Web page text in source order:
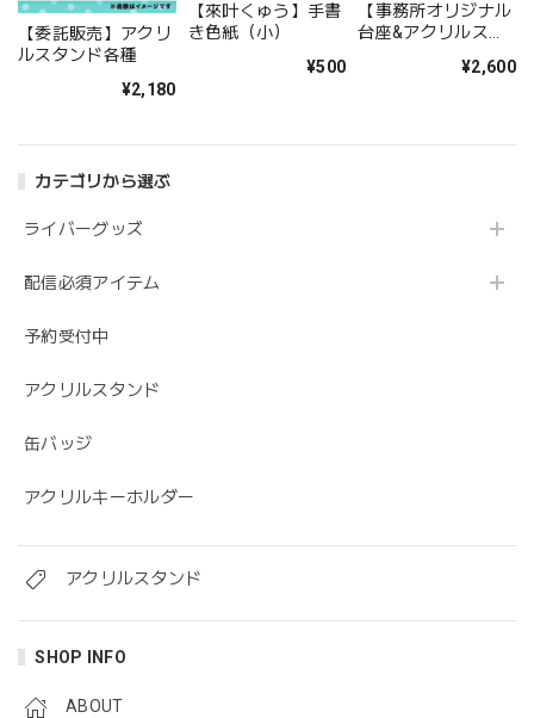
カテゴリから選ぶ
ライバーグッズ
配信必須アイテム
予約受付中
アクリルスタンド
缶バッジ
アクリルキーホルダー
アクリルスタンド
SHOP INFO
ABOUT
【委託販売】アクリ
ルスタンド各種
¥2,180
【來叶くゅう】手書
き色紙（小）
¥500
【事務所オリジナル
台座&アクリルスタ
ルスタンド【ただの
¥2,600